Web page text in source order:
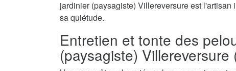
jardinier (paysagiste) Villereversure est
sa quiétude.
Entretien et tonte des
(paysagiste) Villereversure